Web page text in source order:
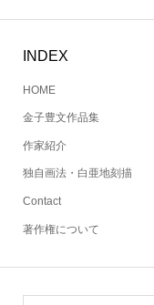
INDEX
HOME
金子豊文作品集
作家紹介
独自画法・白亜地刻描
Contact
著作権について